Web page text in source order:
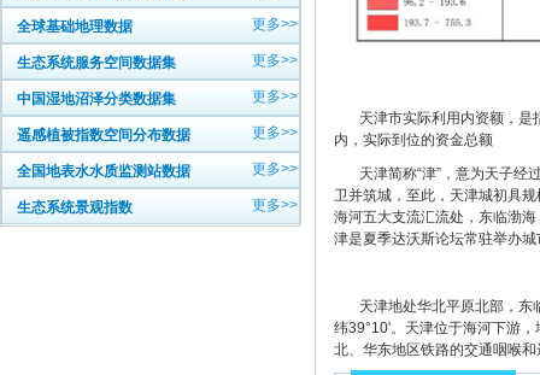
全球基础地理数据 更多>>
生态系统服务空间数据集 更多>>
中国湿地沼泽分类数据集 更多>>
遥感植被指数空间分布数据 更多>>
全国地表水水质监测站数据 更多>>
生态系统景观指数 更多>>
天津市实际利用内资额，是
内，实际到位的资金总额
天津简称“津”，意为天子经
卫并筑城，至此，天津城初具
海河五大支流汇流处，东临渤
津是夏季达沃斯论坛常驻举办城
天津地处华北平原北部，东
纬39°10'。天津位于海河下游
北、华东地区铁路的交通咽喉